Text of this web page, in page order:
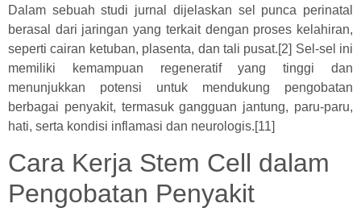
Dalam sebuah studi jurnal dijelaskan sel punca perinatal
berasal dari jaringan yang terkait dengan proses kelahiran,
seperti cairan ketuban, plasenta, dan tali pusat.[2] Sel-sel ini
memiliki kemampuan regeneratif yang tinggi dan
menunjukkan potensi untuk mendukung pengobatan
berbagai penyakit, termasuk gangguan jantung, paru-paru,
hati, serta kondisi inflamasi dan neurologis.[11]
Cara Kerja Stem Cell dalam
Pengobatan Penyakit